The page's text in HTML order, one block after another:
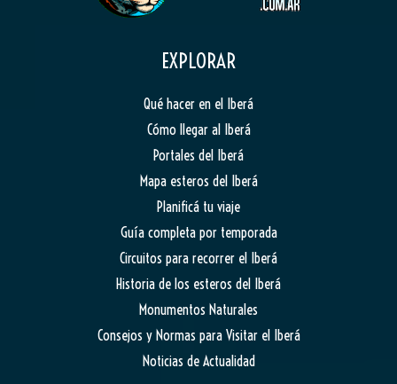
EXPLORAR
Qué hacer en el Iberá
Cómo llegar al Iberá
Portales del Iberá
Mapa esteros del Iberá
Planificá tu viaje
Guía completa por temporada
Circuitos para recorrer el Iberá
Historia de los esteros del Iberá
Monumentos Naturales
Consejos y Normas para Visitar el Iberá
Noticias de Actualidad